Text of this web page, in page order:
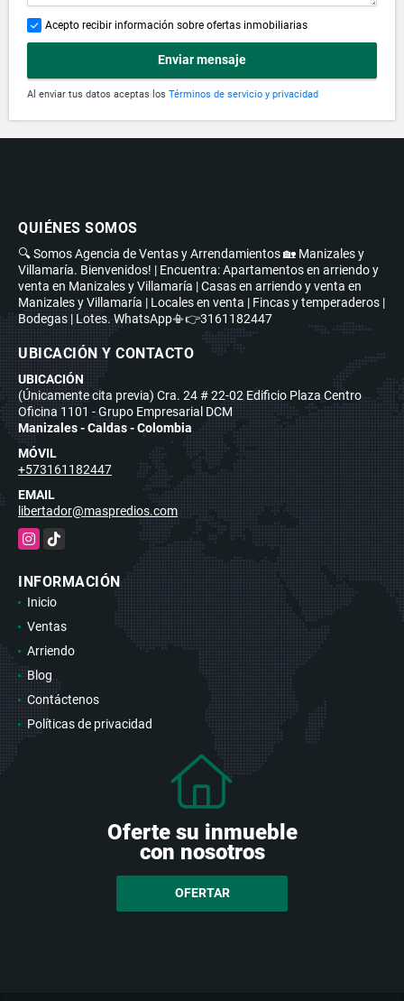
Acepto recibir información sobre ofertas inmobiliarias
Enviar mensaje
Al enviar tus datos aceptas los Términos de servicio y privacidad
QUIÉNES SOMOS
🔍 Somos Agencia de Ventas y Arrendamientos 🏡 Manizales y
Villamaría. Bienvenidos! | Encuentra: Apartamentos en arriendo y
venta en Manizales y Villamaría | Casas en arriendo y venta en
Manizales y Villamaría | Locales en venta | Fincas y temperaderos |
Bodegas | Lotes. WhatsApp📳👉3161182447
UBICACIÓN Y CONTACTO
UBICACIÓN
(Únicamente cita previa) Cra. 24 # 22-02 Edificio Plaza Centro
Oficina 1101 - Grupo Empresarial DCM
Manizales - Caldas - Colombia
MÓVIL
+573161182447
EMAIL
libertador@maspredios.com
Instagram
TikTok
INFORMACIÓN
Inicio
Ventas
Arriendo
Blog
Contáctenos
Políticas de privacidad
Oferte su inmueble
con nosotros
OFERTAR